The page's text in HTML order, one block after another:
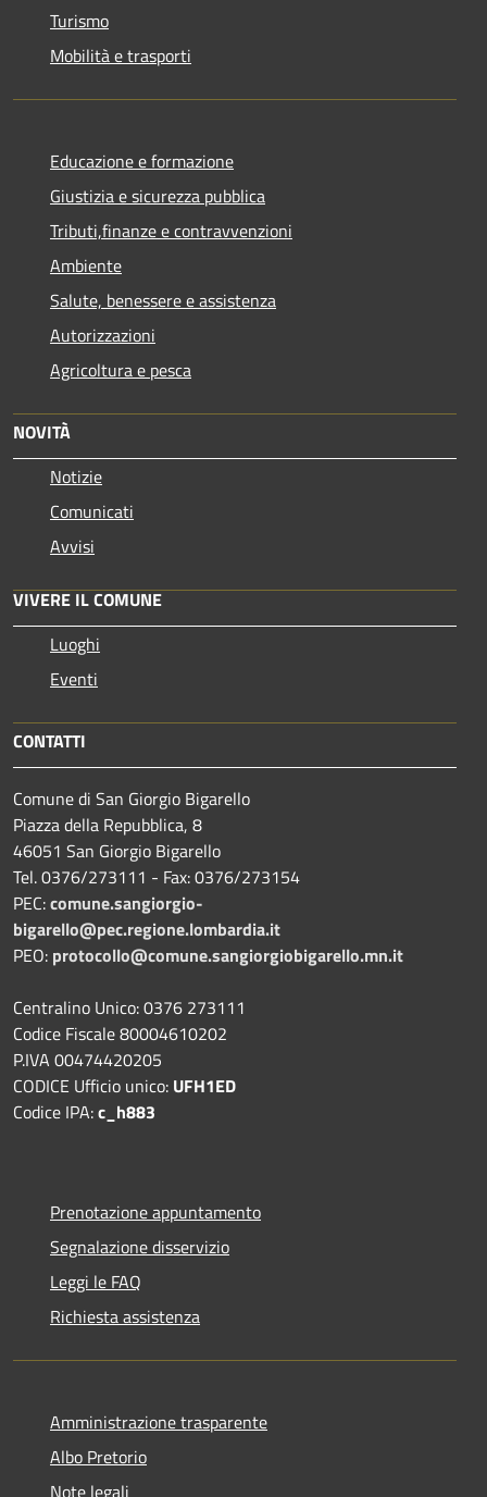
Turismo
Mobilità e trasporti
Educazione e formazione
Giustizia e sicurezza pubblica
Tributi,finanze e contravvenzioni
Ambiente
Salute, benessere e assistenza
Autorizzazioni
Agricoltura e pesca
NOVITÀ
Notizie
Comunicati
Avvisi
VIVERE IL COMUNE
Luoghi
Eventi
CONTATTI
Comune di San Giorgio Bigarello
Piazza della Repubblica, 8
46051 San Giorgio Bigarello
Tel. 0376/273111 - Fax: 0376/273154
PEC:comune.sangiorgio-
bigarello@pec.regione.lombardia.it
PEO: protocollo@comune.sangiorgiobigarello.mn.it
Centralino Unico: 0376 273111
Codice Fiscale 80004610202
P.IVA 00474420205
CODICE Ufficio unico: UFH1ED
Codice IPA:c_h883
Prenotazione appuntamento
Segnalazione disservizio
Leggi le FAQ
Richiesta assistenza
Amministrazione trasparente
Albo Pretorio
Note legali